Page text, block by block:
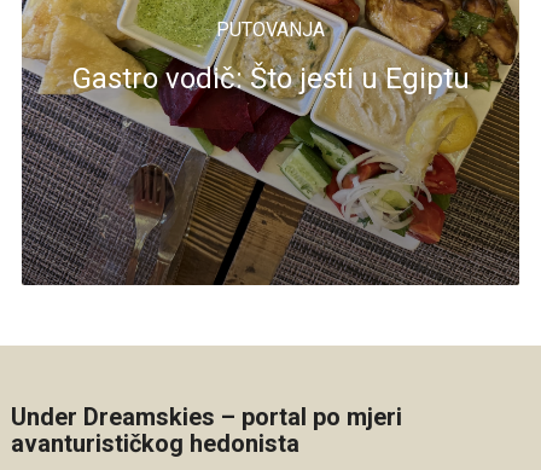
PUTOVANJA
Gastro vodič: Što jesti u Egiptu
Under Dreamskies – portal po mjeri
avanturističkog hedonista